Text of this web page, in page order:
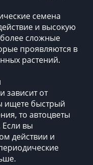
семена
и высокую
сложные
проявляются в
растений.
зависит от
ищете быстрый
то автоцветы
вы
действии и